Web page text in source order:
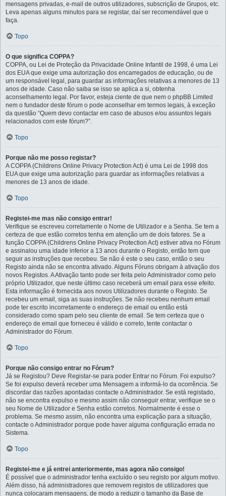
mensagens privadas, e-mail de outros utilizadores, subscrição de Grupos, etc.
Leva apenas alguns minutos para se registar, daí ser recomendável que o
faça.
Topo
O que significa COPPA?
COPPA, ou Lei de Proteção da Privacidade Online Infantil de 1998, é uma Lei
dos EUA que exige uma autorização dos encarregados de educação, ou de
um responsável legal, para guardar as informações relativas a menores de 13
anos de idade. Caso não saiba se isso se aplica a si, obtenha
aconselhamento legal. Por favor, esteja ciente de que nem o phpBB Limited
nem o fundador deste fórum o pode aconselhar em termos legais, à exceção
da questão “Quem devo contactar em caso de abusos e/ou assuntos legais
relacionados com este fórum?”.
Topo
Porque não me posso registar?
A COPPA (Childrens Online Privacy Protection Act) é uma Lei de 1998 dos
EUA que exige uma autorização para guardar as informações relativas a
menores de 13 anos de idade.
Topo
Registei-me mas não consigo entrar!
Verifique se escreveu corretamente o Nome de Utilizador e a Senha. Se tem a
certeza de que estão corretos tenha em atenção um de dois fatores. Se a
função COPPA (Childrens Online Privacy Protection Act) estiver ativa no Fórum
e assinalou uma idade inferior a 13 anos durante o Registo, então tem que
seguir as instruções que recebeu. Se não é este o seu caso, então o seu
Registo ainda não se encontra ativado. Alguns Fóruns obrigam à ativação dos
novos Registos. A Ativação tanto pode ser feita pelo Administrador como pelo
próprio Utilizador, que neste último caso receberá um email para esse efeito.
Esta informação é fornecida aos novos Utilizadores durante o Registo. Se
recebeu um email, siga as suas instruções. Se não recebeu nenhum email
pode ter escrito incorretamente o endereço de email ou então está
considerado como spam pelo seu cliente de email. Se tem certeza que o
endereço de email que forneceu é válido e correto, tente contactar o
Administrador do Fórum.
Topo
Porque não consigo entrar no Fórum?
Já se Registou? Deve Registar-se para poder Entrar no Fórum. Foi expulso?
Se foi expulso deverá receber uma Mensagem a informá-lo da ocorrência. Se
discordar das razões apontadas contacte o Administrador. Se está registado,
não se encontra expulso e mesmo assim não conseguir entrar, verifique se o
seu Nome de Utilizador e Senha estão corretos. Normalmente é esse o
problema. Se mesmo assim, não encontra uma explicação para a situação,
contacte o Administrador porque pode haver alguma configuração errada no
Sistema.
Topo
Registei-me e já entrei anteriormente, mas agora não consigo!
É possível que o administrador tenha excluído o seu registo por algum motivo.
Além disso, há administradores que removem registos de utilizadores que
nunca colocaram mensagens, de modo a reduzir o tamanho da Base de